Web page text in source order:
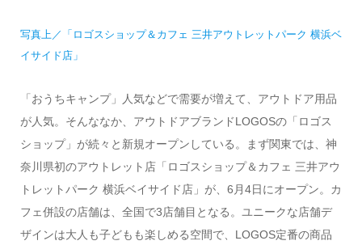
写真上／「ロゴスショップ＆カフェ 三井アウトレットパーク 横浜ベ
イサイド店」
「おうちキャンプ」人気などで需要が増えて、アウトドア用品
が人気。そんななか、アウトドアブランドLOGOSの「ロゴス
ショップ」が続々と新規オープンしている。まず関東では、神
奈川県初のアウトレット店「ロゴスショップ＆カフェ 三井アウ
トレットパーク 横浜ベイサイド店」が、6月4日にオープン。カ
フェ併設の店舗は、全国で3店舗目となる。ユニークな店舗デ
ザインは大人も子どもも楽しめる空間で、LOGOS定番の商品